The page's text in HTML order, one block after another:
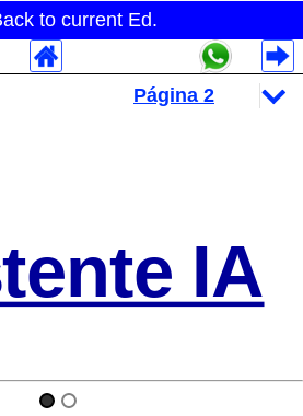
to current Ed.
IA